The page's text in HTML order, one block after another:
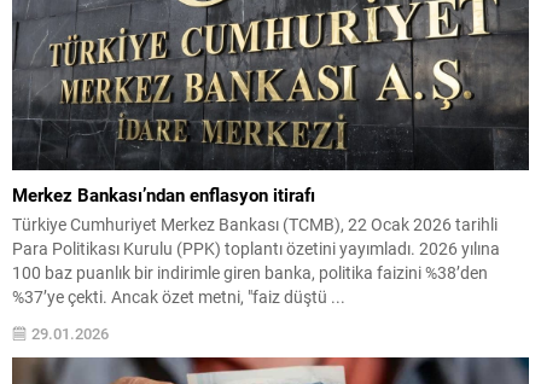
Merkez Bankası’ndan enflasyon itirafı
Türkiye Cumhuriyet Merkez Bankası (TCMB), 22 Ocak 2026 tarihli
Para Politikası Kurulu (PPK) toplantı özetini yayımladı. 2026 yılına
100 baz puanlık bir indirimle giren banka, politika faizini %38’den
%37’ye çekti. Ancak özet metni, "faiz düştü ...
29.01.2026